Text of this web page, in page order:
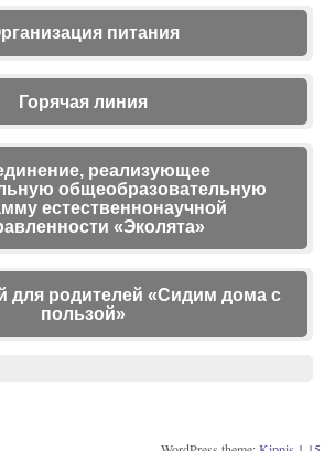
питания
Горячая линия
реализующее
общеобразовательную
естественнонаучной
«Эколята»
для родителей «Сидим дома с
пользой»